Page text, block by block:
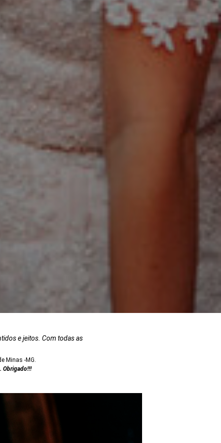
e jeitos. Com todas as
Minas -MG.